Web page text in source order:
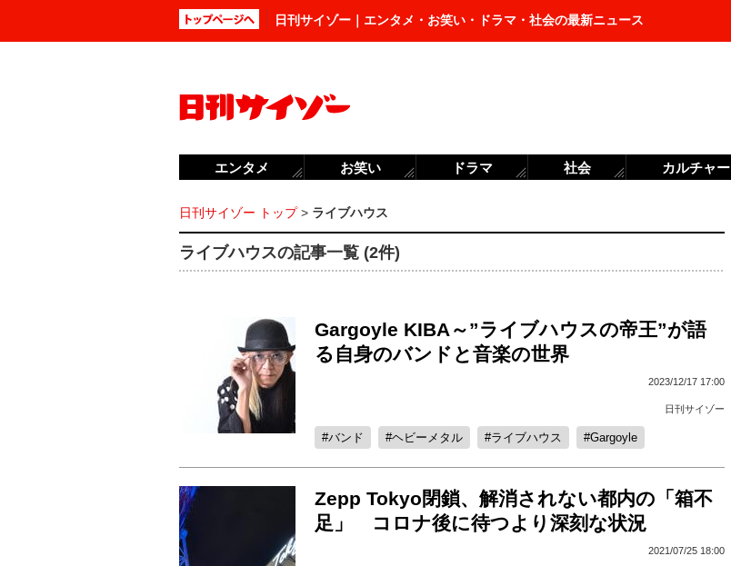
日刊サイゾー｜エンタメ・お笑い・ドラマ・社会の最新ニュース
日刊サイゾー トップ> ライブハウス
ライブハウスの記事一覧 (2件)
Gargoyle KIBA～”ライブハウスの帝王”が語
る自身のバンドと音楽の世界
2023/12/17 17:00
日刊サイゾー
バンド ヘビーメタル ライブハウス Gargoyle
Zepp Tokyo閉鎖、解消されない都内の「箱不
足」 コロナ後に待つより深刻な状況
2021/07/25 18:00
エンタメ お笑い ドラマ 社会 カルチャー